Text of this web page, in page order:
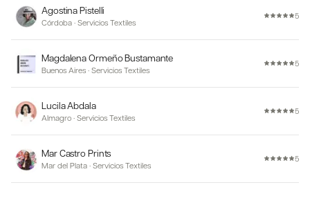
Agostina Pistelli
Córdoba · Servicios Textiles
5
Magdalena Ormeño Bustamante
Buenos Aires · Servicios Textiles
5
Lucila Abdala
Almagro · Servicios Textiles
5
Mar Castro Prints
Mar del Plata · Servicios Textiles
5